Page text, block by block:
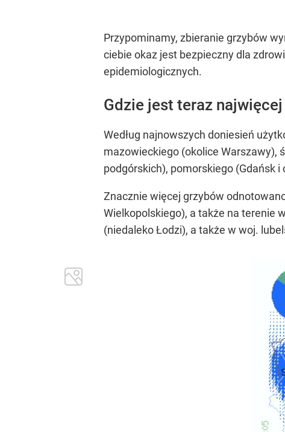
Przypominamy, zbieranie grzybów
ciebie okaz jest bezpieczny dla
epidemiologicznych.
Gdzie jest teraz
Według najnowszych doniesień
mazowieckiego (okolice Warszawy),
podgórskich), pomorskiego (Gdańsk
Znacznie więcej grzybów
Wielkopolskiego), a także na terenie
(niedaleko Łodzi), a także w woj.